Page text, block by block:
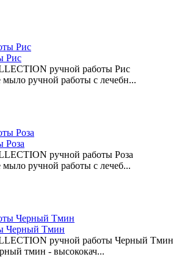
Рис
ручной работы Рис
мыло ручной работы с лечебн...
Роза
ручной работы Роза
мыло ручной работы с лечеб...
Черный Тмин
ручной работы Черный Тмин
тмин - высококач...